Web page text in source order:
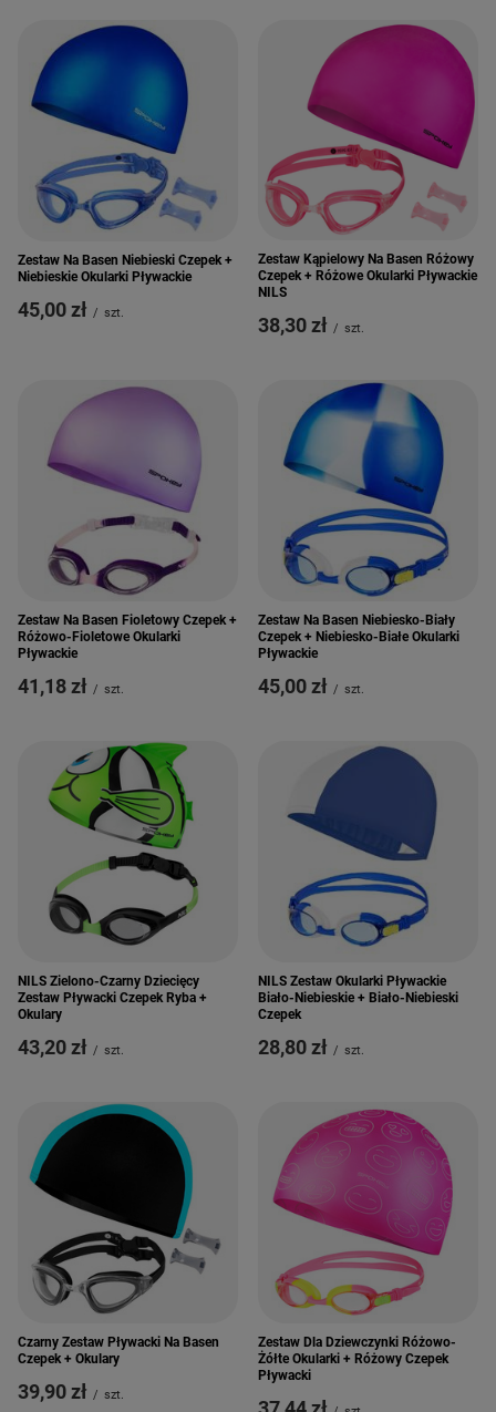
Zestaw Na Basen Niebieski Czepek +
Niebieskie Okularki Pływackie
45,00 zł / szt.
Zestaw Kąpielowy Na Basen Różowy
Czepek + Różowe Okularki Pływackie
NILS
38,30 zł / szt.
Zestaw Na Basen Fioletowy Czepek +
Różowo-Fioletowe Okularki
Pływackie
41,18 zł / szt.
Zestaw Na Basen Niebiesko-Biały
Czepek + Niebiesko-Białe Okularki
Pływackie
45,00 zł / szt.
NILS Zielono-Czarny Dziecięcy
Zestaw Pływacki Czepek Ryba +
Okulary
43,20 zł / szt.
NILS Zestaw Okularki Pływackie
Biało-Niebieskie + Biało-Niebieski
Czepek
28,80 zł / szt.
Czarny Zestaw Pływacki Na Basen
Czepek + Okulary
39,90 zł / szt.
Zestaw Dla Dziewczynki Różowo-
Żółte Okularki + Różowy Czepek
Pływacki